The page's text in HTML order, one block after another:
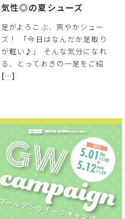
気性◎の夏シューズ
足がよろこぶ、爽やかシュー
ズ！ 「今日はなんだか足取り
が軽い♪」 そんな気分になれ
る、とっておきの一足をご紹
[…]